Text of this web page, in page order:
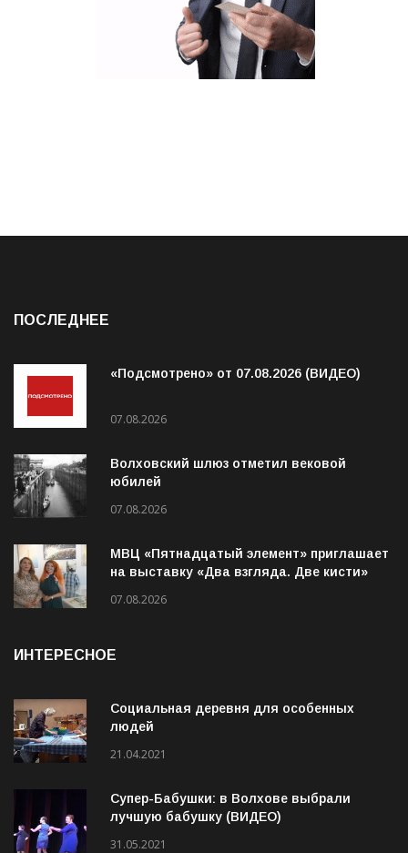
ПОСЛЕДНЕЕ
«Подсмотрено» от 07.08.2026 (ВИДЕО)
07.08.2026
Волховский шлюз отметил вековой
юбилей
07.08.2026
МВЦ «Пятнадцатый элемент» приглашает
на выставку «Два взгляда. Две кисти»
07.08.2026
ИНТЕРЕСНОЕ
Социальная деревня для особенных
людей
21.04.2021
Супер-Бабушки: в Волхове выбрали
лучшую бабушку (ВИДЕО)
31.05.2021